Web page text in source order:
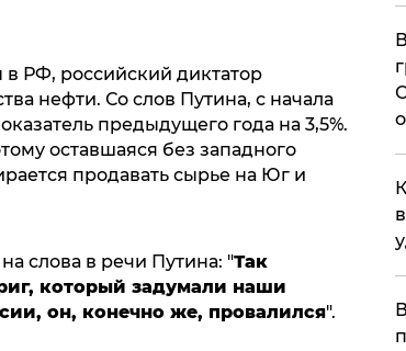
РФ, российский диктатор
нефти. Со слов Путина, с начала
предыдущего года на 3,5%.
оставшаяся без западного
продавать сырье на Юг и
слова в речи Путина: "Так
который задумали наши
он, конечно же, провалился".